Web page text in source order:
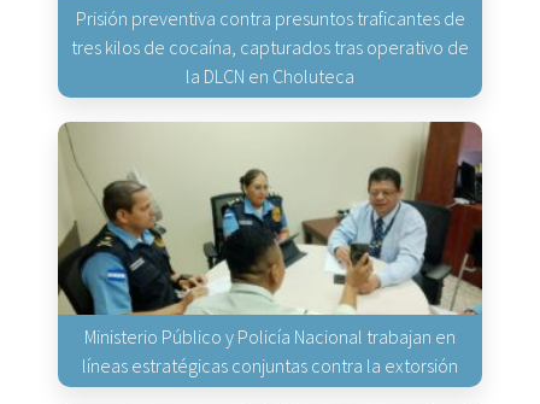
Prisión preventiva contra presuntos traficantes de
tres kilos de cocaína, capturados tras operativo de
la DLCN en Choluteca
Ministerio Público y Policía Nacional trabajan en
líneas estratégicas conjuntas contra la extorsión